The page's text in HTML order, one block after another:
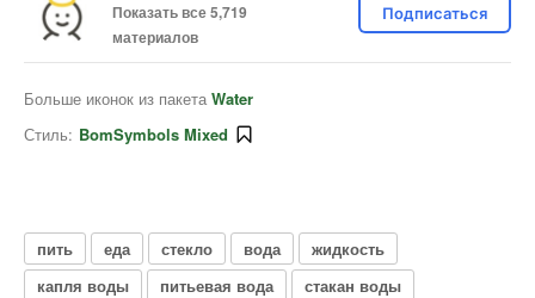
Показать все 5,719
материалов
Подписаться
Больше иконок из пакета Water
Стиль: BomSymbols Mixed
пить еда стекло вода
жидкость
капля воды
питьевая вода
стакан воды